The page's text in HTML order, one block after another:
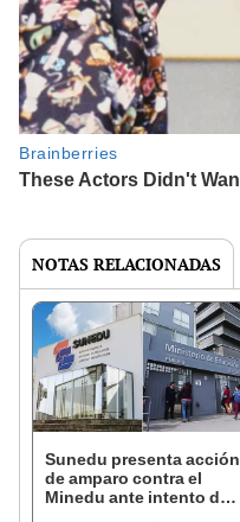
NOTAS RELACIONADAS
Sunedu presenta acción
de amparo contra el
Minedu ante intento de